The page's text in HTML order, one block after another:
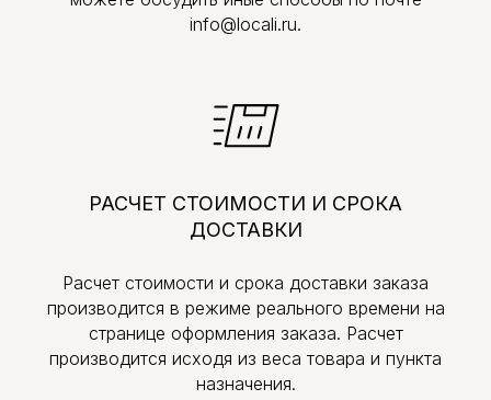
info@locali.ru.
РАСЧЕТ СТОИМОСТИ И СРОКА
ДОСТАВКИ
Расчет стоимости и срока доставки заказа
производится в режиме реального времени на
странице оформления заказа. Расчет
производится исходя из веса товара и пункта
назначения.